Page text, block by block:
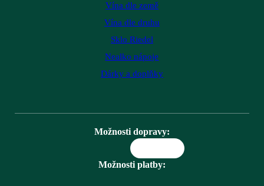
Vína dle země
Vína dle druhu
Sklo Riedel
Nealko nápoje
Dárky a doplňky
Možnosti dopravy:
Možnosti platby: